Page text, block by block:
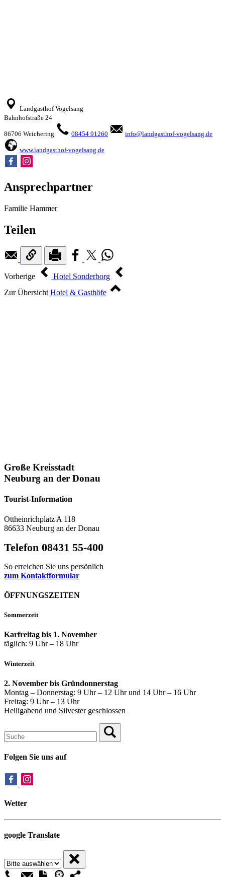
Landgasthof Vogelsang
Bahnhofstraße 24
86706 Weichering 08454 91260 info@landgasthof-vogelsang.de
www.landgasthof-vogelsang.de
Ansprechpartner
Familie Hammer
Teilen
Vorherige
Hotel Sonderborg
Zur Übersicht Hotel & Gasthöfe
Große Kreisstadt
Neuburg an der Donau
Tourist-Information
Ottheinrichplatz A 118
86633 Neuburg an der Donau
Telefon 08431 55-400
So erreichen Sie uns persönlich
zum Kontaktformular
ÖFFNUNGSZEITEN
Sommerzeit
Karfreitag bis 1. November
täglich: 9 Uhr – 18 Uhr
Winterzeit
2. November bis Gründonnerstag
Montag – Donnerstag: 9 Uhr – 12 Uhr und 14 Uhr – 16 Uhr
Freitag: 9 Uhr – 13 Uhr
Heiligabend und Silvester geschlossen
Folgen Sie uns auf
Wetter
google Translate